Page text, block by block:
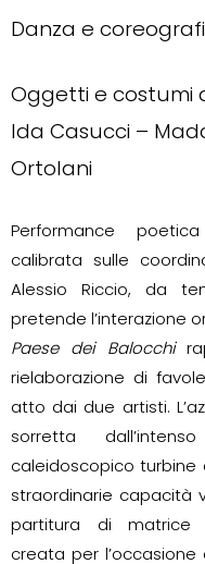
Danza e
Oggetti e costumi
Ida Casucci –
Ortolani
Performance
calibrata sulle
Alessio Riccio, da
pretende l’interazione
Paese dei Balocchi
rielaborazione di
atto dai due artisti.
sorretta
caleidoscopico turbine
straordinarie capacità
partitura di matrice
creata per